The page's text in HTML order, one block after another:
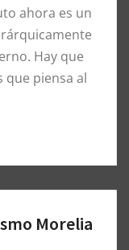
ahora es un
Hay que
que piensa al
Morelia